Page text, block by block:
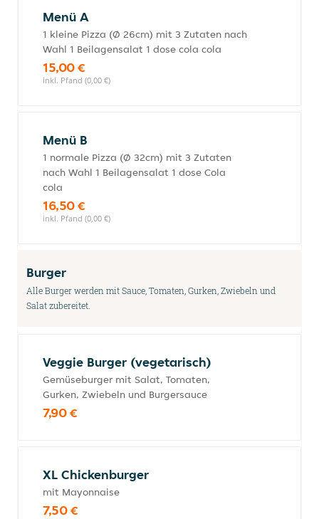
Menü A
1 kleine Pizza (Ø 26cm) mit 3 Zutaten nach
Wahl 1 Beilagensalat 1 dose cola cola
15,00 €
inkl. Pfand (0,00 €)
Menü B
1 normale Pizza (Ø 32cm) mit 3 Zutaten
nach Wahl 1 Beilagensalat 1 dose Cola
cola
16,50 €
inkl. Pfand (0,00 €)
Burger
Alle Burger werden mit Sauce, Tomaten, Gurken, Zwiebeln und
Salat zubereitet.
Veggie Burger (vegetarisch)
Gemüseburger mit Salat, Tomaten,
Gurken, Zwiebeln und Burgersauce
7,90 €
XL Chickenburger
mit Mayonnaise
7,50 €